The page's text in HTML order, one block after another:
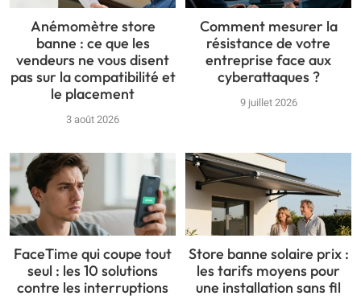
Anémomètre store
banne : ce que les
vendeurs ne vous disent
pas sur la compatibilité et
le placement
3 août 2026
Comment mesurer la
résistance de votre
entreprise face aux
cyberattaques ?
9 juillet 2026
FaceTime qui coupe tout
seul : les 10 solutions
contre les interruptions
Store banne solaire prix :
les tarifs moyens pour
une installation sans fil